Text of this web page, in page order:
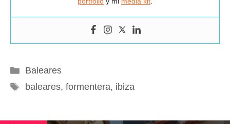
Categorías
Baleares
Etiquetas
baleares, formentera, ibiza